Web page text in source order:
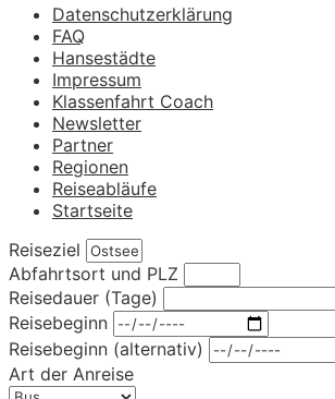
Datenschutzerklärung
FAQ
Hansestädte
Impressum
Klassenfahrt Coach
Newsletter
Partner
Regionen
Reiseabläufe
Startseite
Reiseziel
Abfahrtsort und PLZ
Reisedauer (Tage)
Reisebeginn
Reisebeginn (alternativ)
Art der Anreise